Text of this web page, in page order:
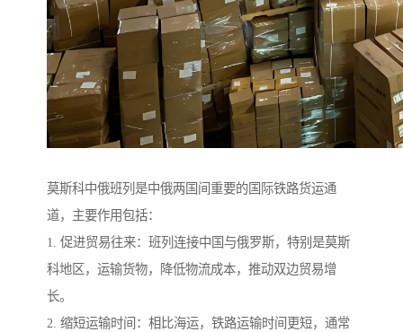
莫斯科中俄班列是中俄两国间重要的国际铁路货运通
道，主要作用包括：
1. 促进贸易往来：班列连接中国与俄罗斯，特别是莫斯
科地区，运输货物，降低物流成本，推动双边贸易增
长。
2. 缩短运输时间：相比海运，铁路运输时间更短，通常